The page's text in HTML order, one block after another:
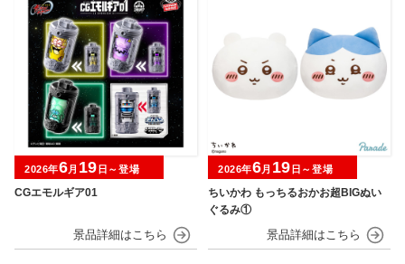
CGエモルギア01
2026年6月 19 日～登場
ちいかわ もっちるおかお超BIGぬい
ぐるみ①
2026年6月 19 日～登場